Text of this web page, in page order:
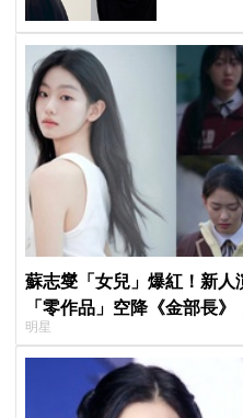
蘇志燮「女兒」爆紅！新人
「零作品」空降《金部長》
片被挖出網驚呆：星味藏不
明星